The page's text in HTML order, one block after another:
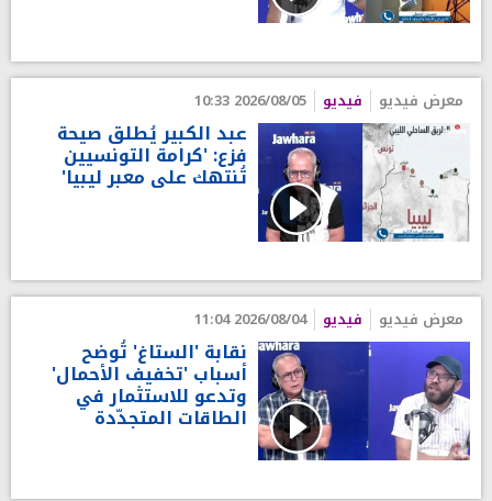
معرض فيديو فيديو 2026/08/05 10:33
عبد الكبير يُطلق صيحة
فزع: 'كرامة التونسيين
تُنتهك على معبر ليبيا'
معرض فيديو فيديو 2026/08/04 11:04
نقابة 'الستاغ' تُوضح
أسباب 'تخفيف الأحمال'
وتدعو للاستثمار في
الطاقات المتجدّدة